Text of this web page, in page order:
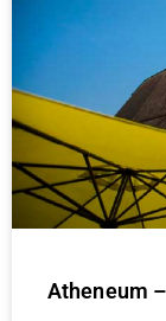
Atheneum